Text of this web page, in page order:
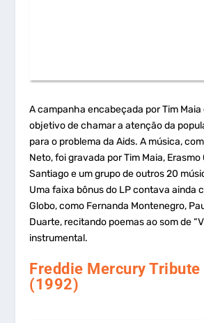
A campanha encabeçada por Tim
objetivo de chamar a atenção da
para o problema da Aids. A música,
Neto, foi gravada por Tim Maia, Erasmo
Santiago e um grupo de outros 20
Uma faixa bônus do LP contava ainda
Globo, como Fernanda Montenegro,
Duarte, recitando poemas ao som de
instrumental.
Freddie Mercury
(1992)